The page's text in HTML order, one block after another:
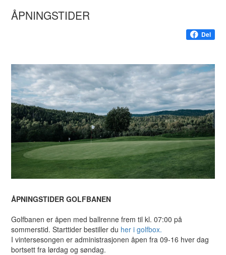
ÅPNINGSTIDER
Del
ÅPNINGSTIDER GOLFBANEN
Golfbanen er åpen med ballrenne frem til kl. 07:00 på
sommerstid. Starttider bestiller du her i golfbox.
I vintersesongen er administrasjonen åpen fra 09-16 hver dag
bortsett fra lørdag og søndag.